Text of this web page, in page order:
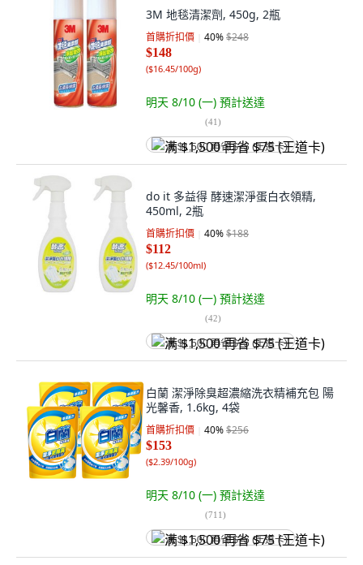
3M 地毯清潔劑, 450g, 2瓶
首購折扣價 40%$248
$148
($16.45/100g)
明天 8/10 (一) 預計送達
(41)
满 $1,500 再省 $75 (王道卡)
do it 多益得 酵速潔淨蛋白衣領精,
450ml, 2瓶
首購折扣價 40%$188
$112
($12.45/100ml)
明天 8/10 (一) 預計送達
(42)
满 $1,500 再省 $75 (王道卡)
白蘭 潔淨除臭超濃縮洗衣精補充包 陽
光馨香, 1.6kg, 4袋
首購折扣價 40%$256
$153
($2.39/100g)
明天 8/10 (一) 預計送達
(711)
满 $1,500 再省 $75 (王道卡)